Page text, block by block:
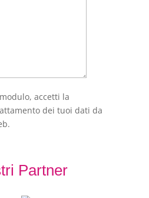
accetti la
dei tuoi dati da
Partner